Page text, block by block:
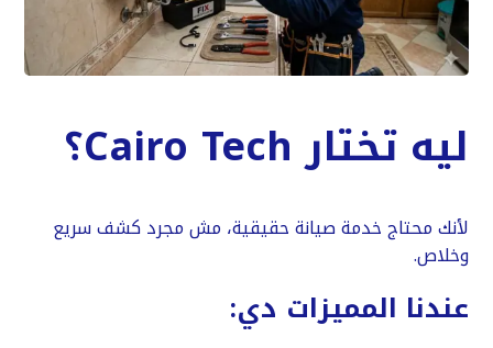
ليه تختار Cairo Tech؟
لأنك محتاج خدمة صيانة حقيقية، مش مجرد كشف سريع
وخلاص.
عندنا المميزات دي: